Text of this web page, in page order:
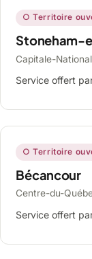
○ Territoire
Stoneham-
Capitale-
Service offert
○ Territoire
Bécancour
Centre-du-
Service offert